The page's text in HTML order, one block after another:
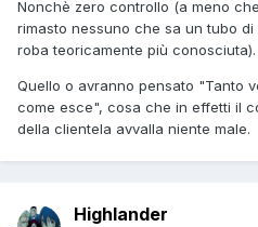
Nonchè zero controllo (a meno
rimasto nessuno che sa un tubo
roba teoricamente più conosciuta).
Quello o avranno pensato "Tanto
come esce", cosa che in effetti il
della clientela avvalla niente male.
Highlander